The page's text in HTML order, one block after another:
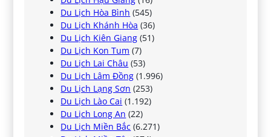
Du Lịch Hòa Bình (545)
Du Lịch Khánh Hòa (36)
Du Lịch Kiên Giang (51)
Du Lịch Kon Tum (7)
Du Lịch Lai Châu (53)
Du Lịch Lâm Đồng (1.996)
Du Lịch Lạng Sơn (253)
Du Lịch Lào Cai (1.192)
Du Lịch Long An (22)
Du Lịch Miền Bắc (6.271)